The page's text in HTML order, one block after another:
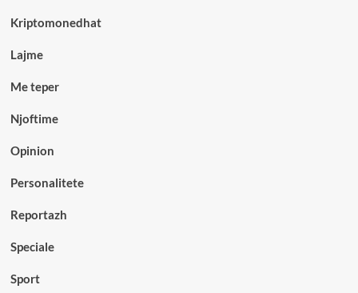
Kriptomonedhat
Lajme
Me teper
Njoftime
Opinion
Personalitete
Reportazh
Speciale
Sport